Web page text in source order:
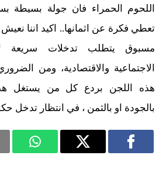
اللحوم الحمراء فان جولة
تعطي فكرة عن اثمانها.. اكيد اننا
مسبوق يتطلب تدخلات سريعة
الاجتماعية والاقتصادية، ومن
هذه اللجن بردع كل من يستغل
بالجودة او بالثمن ، في انتظار تدخل